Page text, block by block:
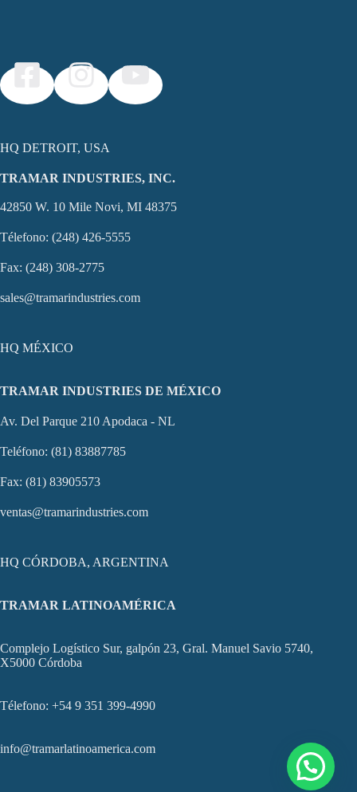
HQ DETROIT, USA
TRAMAR INDUSTRIES, INC.
42850 W. 10 Mile Novi, MI 48375
Télefono: (248) 426-5555
Fax: (248) 308-2775
sales@tramarindustries.com
HQ MÉXICO
TRAMAR INDUSTRIES DE MÉXICO
Av. Del Parque 210 Apodaca - NL
Teléfono: (81) 83887785
Fax: (81) 83905573
ventas@tramarindustries.com
HQ CÓRDOBA, ARGENTINA
TRAMAR LATINOAMÉRICA
Complejo Logístico Sur, galpón 23, Gral. Manuel Savio 5740,
X5000 Córdoba
Télefono: +54 9 351 399-4990
info@tramarlatinoamerica.com